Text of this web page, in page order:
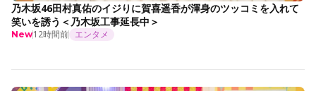
乃木坂46田村真佑のイジりに賀喜遥香が渾身のツッコミを入れて
笑いを誘う＜乃木坂工事延長中＞
New12時間前 エンタメ